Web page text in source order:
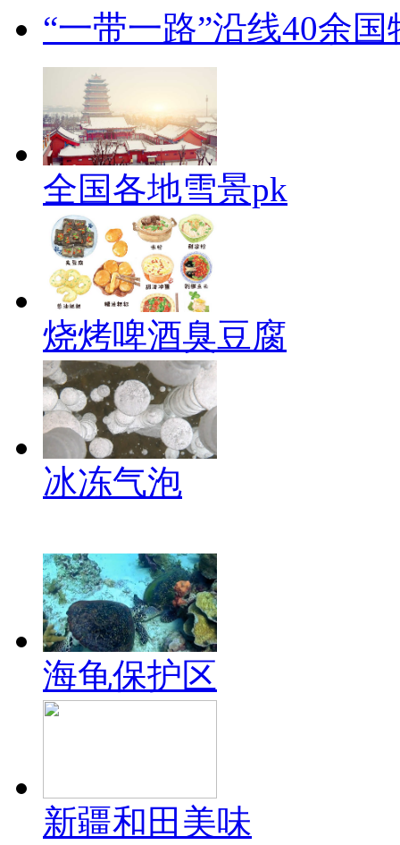
“一带一路”沿线40余
全国各地雪景pk
烧烤啤酒臭豆腐
冰冻气泡
海龟保护区
新疆和田美味